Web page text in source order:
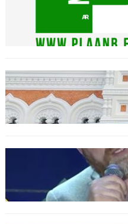
Täname
20.10.2025
Urbo
muutunud
14.10.2025